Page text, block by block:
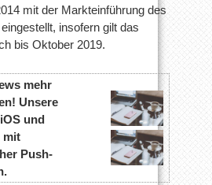
mit der Markteinführung des
insofern gilt das
bis Oktober 2019.
mehr
Unsere
und
mit
Push-